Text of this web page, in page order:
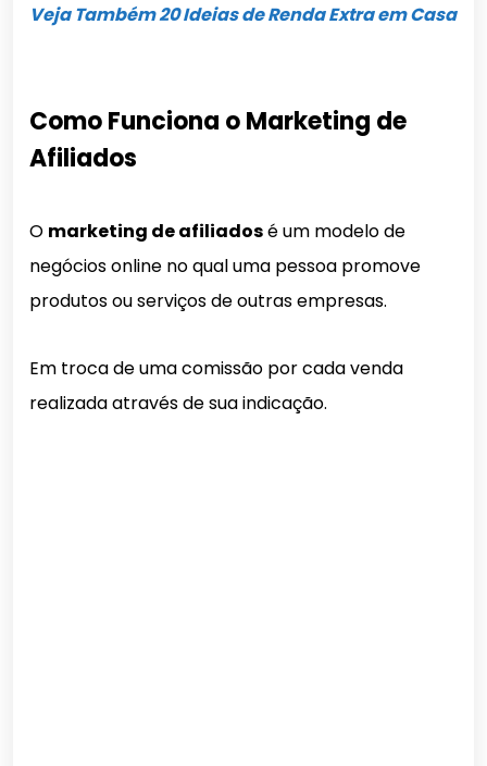
Veja Também 20 Ideias de Renda Extra em Casa
Como Funciona o Marketing de
Afiliados
O marketing de afiliadosé um modelo de
negócios online no qual uma pessoa promove
produtos ou serviços de outras empresas.
Em troca de uma comissão por cada venda
realizada através de sua indicação.